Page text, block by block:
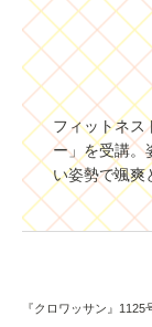
フィットネス
ー」を受講
い姿勢で颯爽
『クロワッサン』1125